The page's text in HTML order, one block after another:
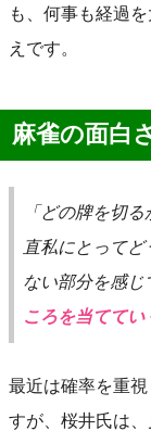
も、何事も経過
えです。
麻雀の面白
「どの牌を切
直私にとって
ない部分を感
ころを当てて
最近は確率を重
すが、桜井氏は